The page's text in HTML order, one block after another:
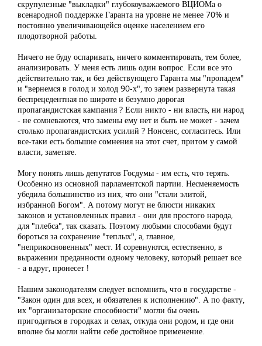
скрупулезные "выкладки" глубокоуважаемого ВЦИОМа о
всенародной поддержке Гаранта на уровне не менее 70% и
постоянно увеличивающейся оценке населением его
плодотворной работы.
Ничего не буду оспаривать, ничего комментировать, тем более,
анализировать. У меня есть лишь один вопрос. Если все это
действительно так, и без действующего Гаранта мы "пропадем"
и "вернемся в голод и холод 90-х", то зачем развернута такая
беспрецедентная по широте и безумно дорогая
пропагандистская кампания ? Если никто - ни власть, ни народ
- не сомневаются, что замены ему нет и быть не может - зачем
столько пропагандистских усилий ? Нонсенс, согласитесь. Или
все-таки есть большие сомнения на этот счет, притом у самой
власти, заметьте.
Могу понять лишь депутатов Госдумы - им есть, что терять.
Особенно из основной парламентской партии. Несменяемость
убедила большинство из них, что они "стали элитой,
избранной Богом". А потому могут не блюсти никаких
законов и установленных правил - они для простого народа,
для "плебса", так сказать. Поэтому любыми способами будут
бороться за сохранение "теплых", а, главное,
"неприкосновенных" мест. И соревнуются, естественно, в
выражении преданности одному человеку, который решает все
- а вдруг, пронесет !
Нашим законодателям следует вспомнить, что в государстве -
"Закон один для всех, и обязателен к исполнению". А по факту,
их "организаторские способности" могли бы очень
пригодиться в городках и селах, откуда они родом, и где они
вполне бы могли найти себе достойное применение.